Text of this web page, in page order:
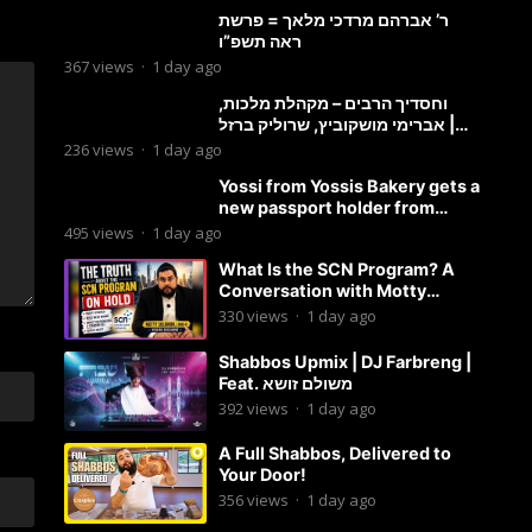
ר’ אברהם מרדכי מלאך = פרשת
ראה תשפ”ו
367views · 1 day ago
וחסדיך הרבים – מקהלת מלכות,
אברימי מושקוביץ, שרוליק ברזל |
Malchus Choir
236views · 1 day ago
Yossi from Yossis Bakery gets a
new passport holder from
Globekeeper.co
495 views · 1 day ago
What Is the SCN Program? A
Conversation with Motty
Solomon
330views · 1 day ago
Shabbos Upmix | DJ Farbreng |
Feat. משולם זושא
392views · 1 day ago
A Full Shabbos, Delivered to
Your Door!
356views · 1 day ago